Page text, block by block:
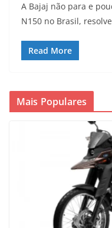
A Bajaj não para e
N150 no Brasil,
Read More
Mais Populares